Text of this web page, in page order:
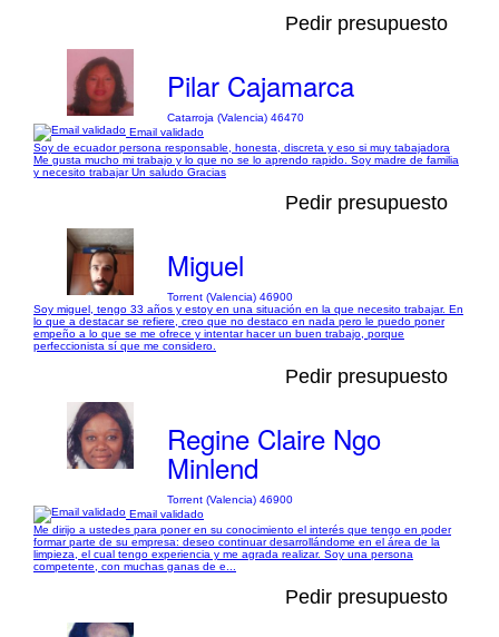
Pedir presupuesto
Pilar Cajamarca
Catarroja (Valencia) 46470
Email validado
Soy de ecuador persona responsable, honesta, discreta y eso si muy tabajadora
Me gusta mucho mi trabajo y lo que no se lo aprendo rapido. Soy madre de familia
y necesito trabajar Un saludo Gracias
Pedir presupuesto
Miguel
Torrent (Valencia) 46900
Soy miguel, tengo 33 años y estoy en una situación en la que necesito trabajar. En
lo que a destacar se refiere, creo que no destaco en nada pero le puedo poner
empeño a lo que se me ofrece y intentar hacer un buen trabajo, porque
perfeccionista sí que me considero.
Pedir presupuesto
Regine Claire Ngo
Minlend
Torrent (Valencia) 46900
Email validado
Me dirijo a ustedes para poner en su conocimiento el interés que tengo en poder
formar parte de su empresa: deseo continuar desarrollándome en el área de la
limpieza, el cual tengo experiencia y me agrada realizar. Soy una persona
competente, con muchas ganas de e...
Pedir presupuesto